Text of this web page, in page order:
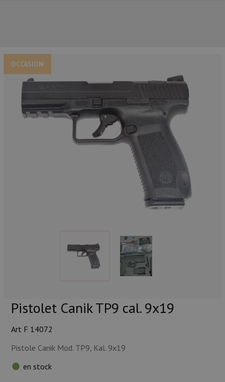
OCCASION
Pistolet Canik TP9 cal. 9x19
Art F 14072
Pistole Canik Mod. TP9, Kal. 9x19
en stock
Lampes et accessoires